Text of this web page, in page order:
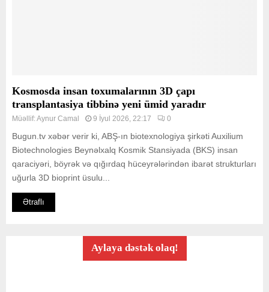
Kosmosda insan toxumalarının 3D çapı
transplantasiya tibbinə yeni ümid yaradır
Müəllif:Aynur Camal 9 İyul 2026, 22:17 0
Bugun.tv xəbər verir ki, ABŞ-ın biotexnologiya şirkəti Auxilium
Biotechnologies Beynəlxalq Kosmik Stansiyada (BKS) insan
qaraciyəri, böyrək və qığırdaq hüceyrələrindən ibarət strukturları
uğurla 3D bioprint üsulu...
Ətraflı
Aylaya dəstək olaq!